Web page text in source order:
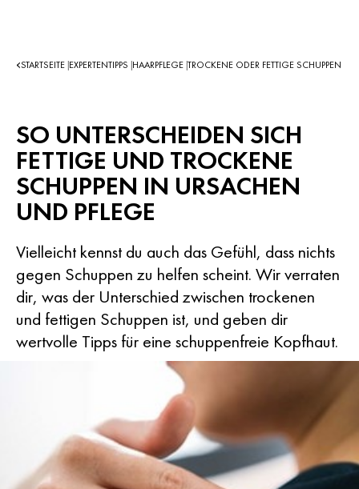
STARTSEITE EXPERTENTIPPS HAARPFLEGE TROCKENE ODER FETTIGE SCHUPPEN
SO UNTERSCHEIDEN SICH
FETTIGE UND TROCKENE
SCHUPPEN IN URSACHEN
UND PFLEGE
Vielleicht kennst du auch das Gefühl, dass nichts
gegen Schuppen zu helfen scheint. Wir verraten
dir, was der Unterschied zwischen trockenen
und fettigen Schuppen ist, und geben dir
wertvolle Tipps für eine schuppenfreie Kopfhaut.